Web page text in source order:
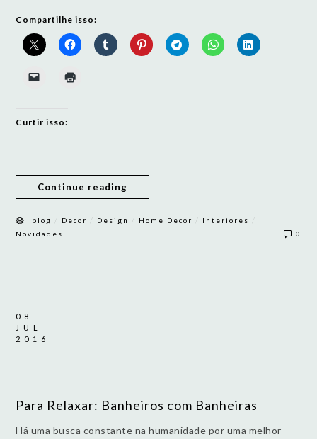
Compartilhe isso:
Curtir isso:
Continue reading
blog Decor Design Home Decor Interiores
Novidades 0
08
JUL
2016
Para Relaxar: Banheiros com Banheiras
Há uma busca constante na humanidade por uma melhor